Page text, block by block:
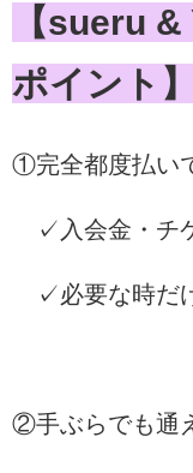
【sueru
ポイント】
①完全都度払い
✓入会金・チ
✓必要な時だ
②手ぶらでも通